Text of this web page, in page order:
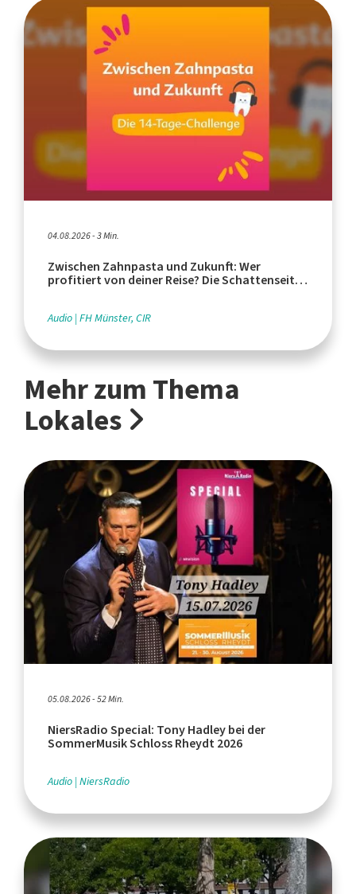
04.08.2026 - 3 Min.
Zwischen Zahnpasta und Zukunft: Wer
profitiert von deiner Reise? Die Schattenseiten
Audio FH Münster, CIR
Mehr zum Thema
Lokales
05.08.2026 - 52 Min.
NiersRadio Special: Tony Hadley bei der
SommerMusik Schloss Rheydt 2026
Audio NiersRadio